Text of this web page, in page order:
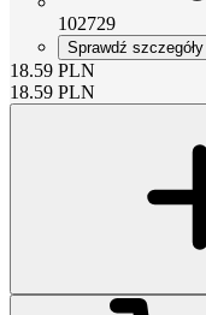
102729
Sprawdź
18.59 PLN
18.59 PLN